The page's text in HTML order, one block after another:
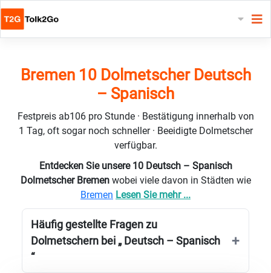
Bremen 10 Dolmetscher Deutsch
– Spanisch
Festpreis ab106 pro Stunde · Bestätigung innerhalb von
1 Tag, oft sogar noch schneller · Beeidigte Dolmetscher
verfügbar.
Entdecken Sie unsere 10 Deutsch – Spanisch
Dolmetscher Bremen wobei viele davon in Städten wie
Bremen Lesen Sie mehr ...
Häufig gestellte Fragen zu
Dolmetschern bei „ Deutsch – Spanisch
“